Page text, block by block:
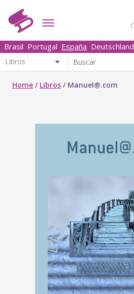
Brasil Portugal España Deutschland
Home / Libros / Manuel@.com